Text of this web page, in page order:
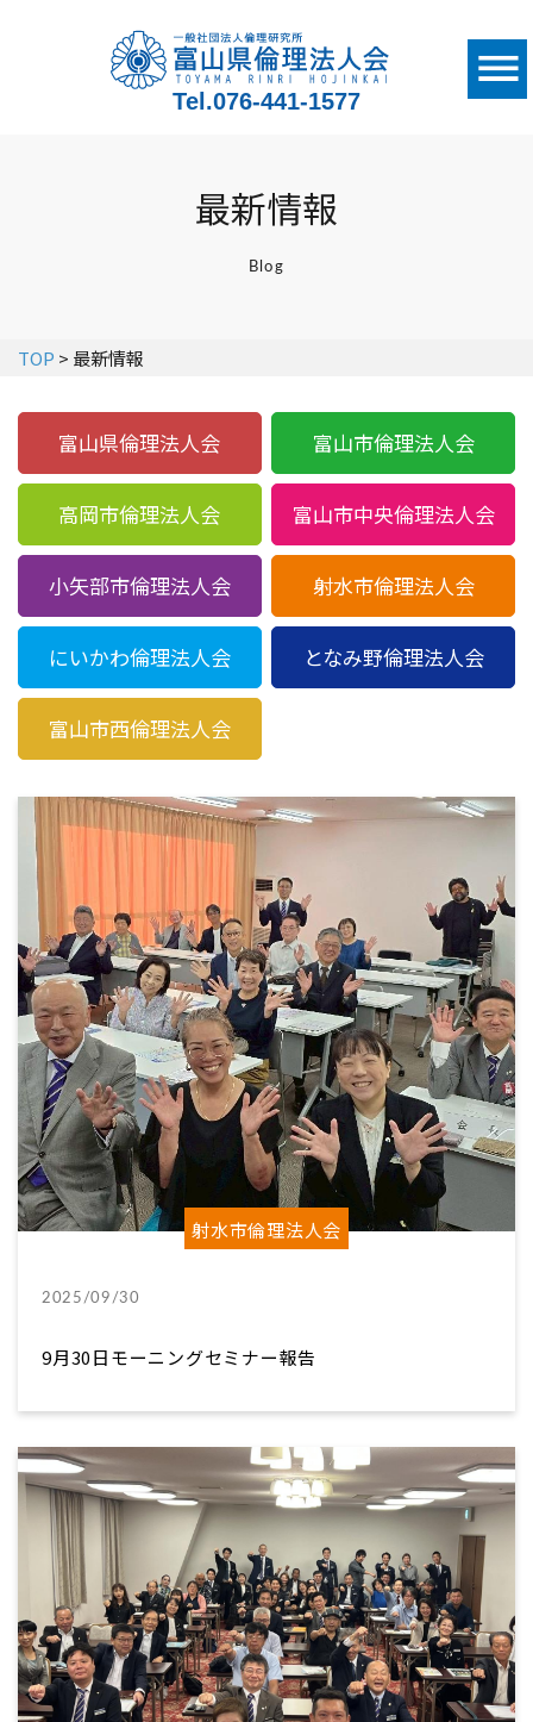
Tel.076-441-1577
最新情報
Blog
TOP > 最新情報
富山県倫理法人会 富山市倫理法人会
高岡市倫理法人会 富山市中央倫理法人会
小矢部市倫理法人会 射水市倫理法人会
にいかわ倫理法人会 となみ野倫理法人会
富山市西倫理法人会
射水市倫理法人会
2025/09/30
9月30日モーニングセミナー報告